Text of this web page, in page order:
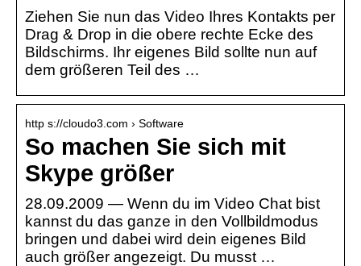
Ziehen Sie nun das Video Ihres Kontakts per
Drag & Drop in die obere rechte Ecke des
Bildschirms. Ihr eigenes Bild sollte nun auf
dem größeren Teil des …
http s://cloudo3.com › Software
So machen Sie sich mit
Skype größer
28.09.2009 — Wenn du im Video Chat bist
kannst du das ganze in den Vollbildmodus
bringen und dabei wird dein eigenes Bild
auch größer angezeigt. Du musst …